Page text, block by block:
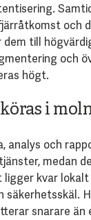
och
dem till
och
högt.
i
analys och
medan
kvar lokalt
säkerhetsskäl.
snarare än